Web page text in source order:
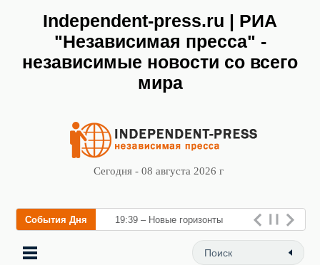
Independent-press.ru | РИА
"Независимая пресса" -
независимые новости со всего
мира
Сегодня - 08 августа 2026 г
События Дня 19:39 – Новые горизонты
флебологии: в Москве откры